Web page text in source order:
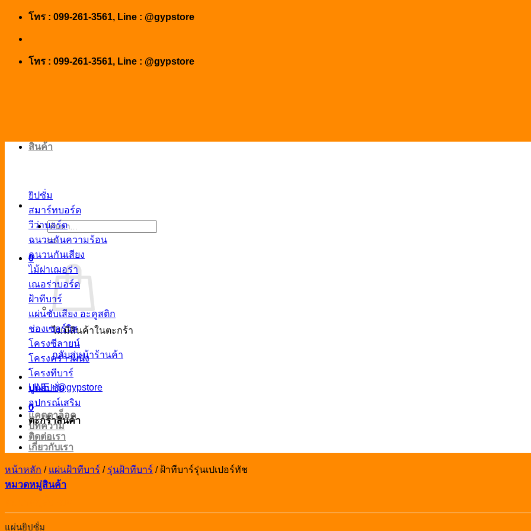
Skip
โทร : 099-261-3561, Line : @gypstore
โทร : 099-261-3561, Line : @gypstore
ค้นหา:
0
ไม่มีสินค้าในตะกร้า
กลับสู่หน้าร้านค้า
LINE : @gypstore
0
ตะกร้าสินค้า
สินค้า
ยิปซั่ม
สมาร์ทบอร์ด
วีว่าบอร์ด
ฉนวนกันความร้อน
ฉนวนกันเสียง
ไม้ฝาเฌอร่า
เณอร่าบอร์ด
ฝ้าทีบาร์
แผ่นซับเสียง อะคูสติก
ช่องเซอร์วิส
โครงซีลายน์
โครงคร่าวผนัง
โครงทีบาร์
ปูนยิปซั่ม
อุปกรณ์เสริม
แคตตาล็อค
บทความ
ติดต่อเรา
เกี่ยวกับเรา
หน้าหลัก / แผ่นฝ้าทีบาร์ / รุ่นฝ้าทีบาร์ /ฝ้าทีบาร์รุ่นเปเปอร์ทัช
หมวดหมู่สินค้า
แผ่นยิปซั่ม